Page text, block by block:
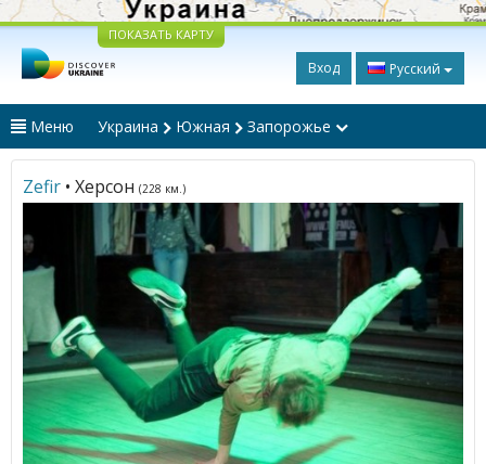
ПОКАЗАТЬ КАРТУ
Вход Русский
Меню Украина Южная Запорожье
Zefir • Херсон (228 км.)